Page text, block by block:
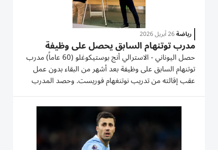
رياضة26 أبريل 2026
مدرب توتنهام السابق يحصل على وظيفة
حصل اليوناني - الاسترالي أنج بوستيكوغلو (60 عاماً) مدرب
توتنهام السابق على وظيفة بعد أشهر من البقاء بدون عمل
عقب إقالته من تدريب نوتنغهام فوريست. وحصد المدرب
أول لقب أوروبي لتوتنهام عندما فاز بلقب يوروبا ليغ ثم طرد
ليتراجع الفريق اللندني حتى يوشك الآن على الهبوط للدرجة...